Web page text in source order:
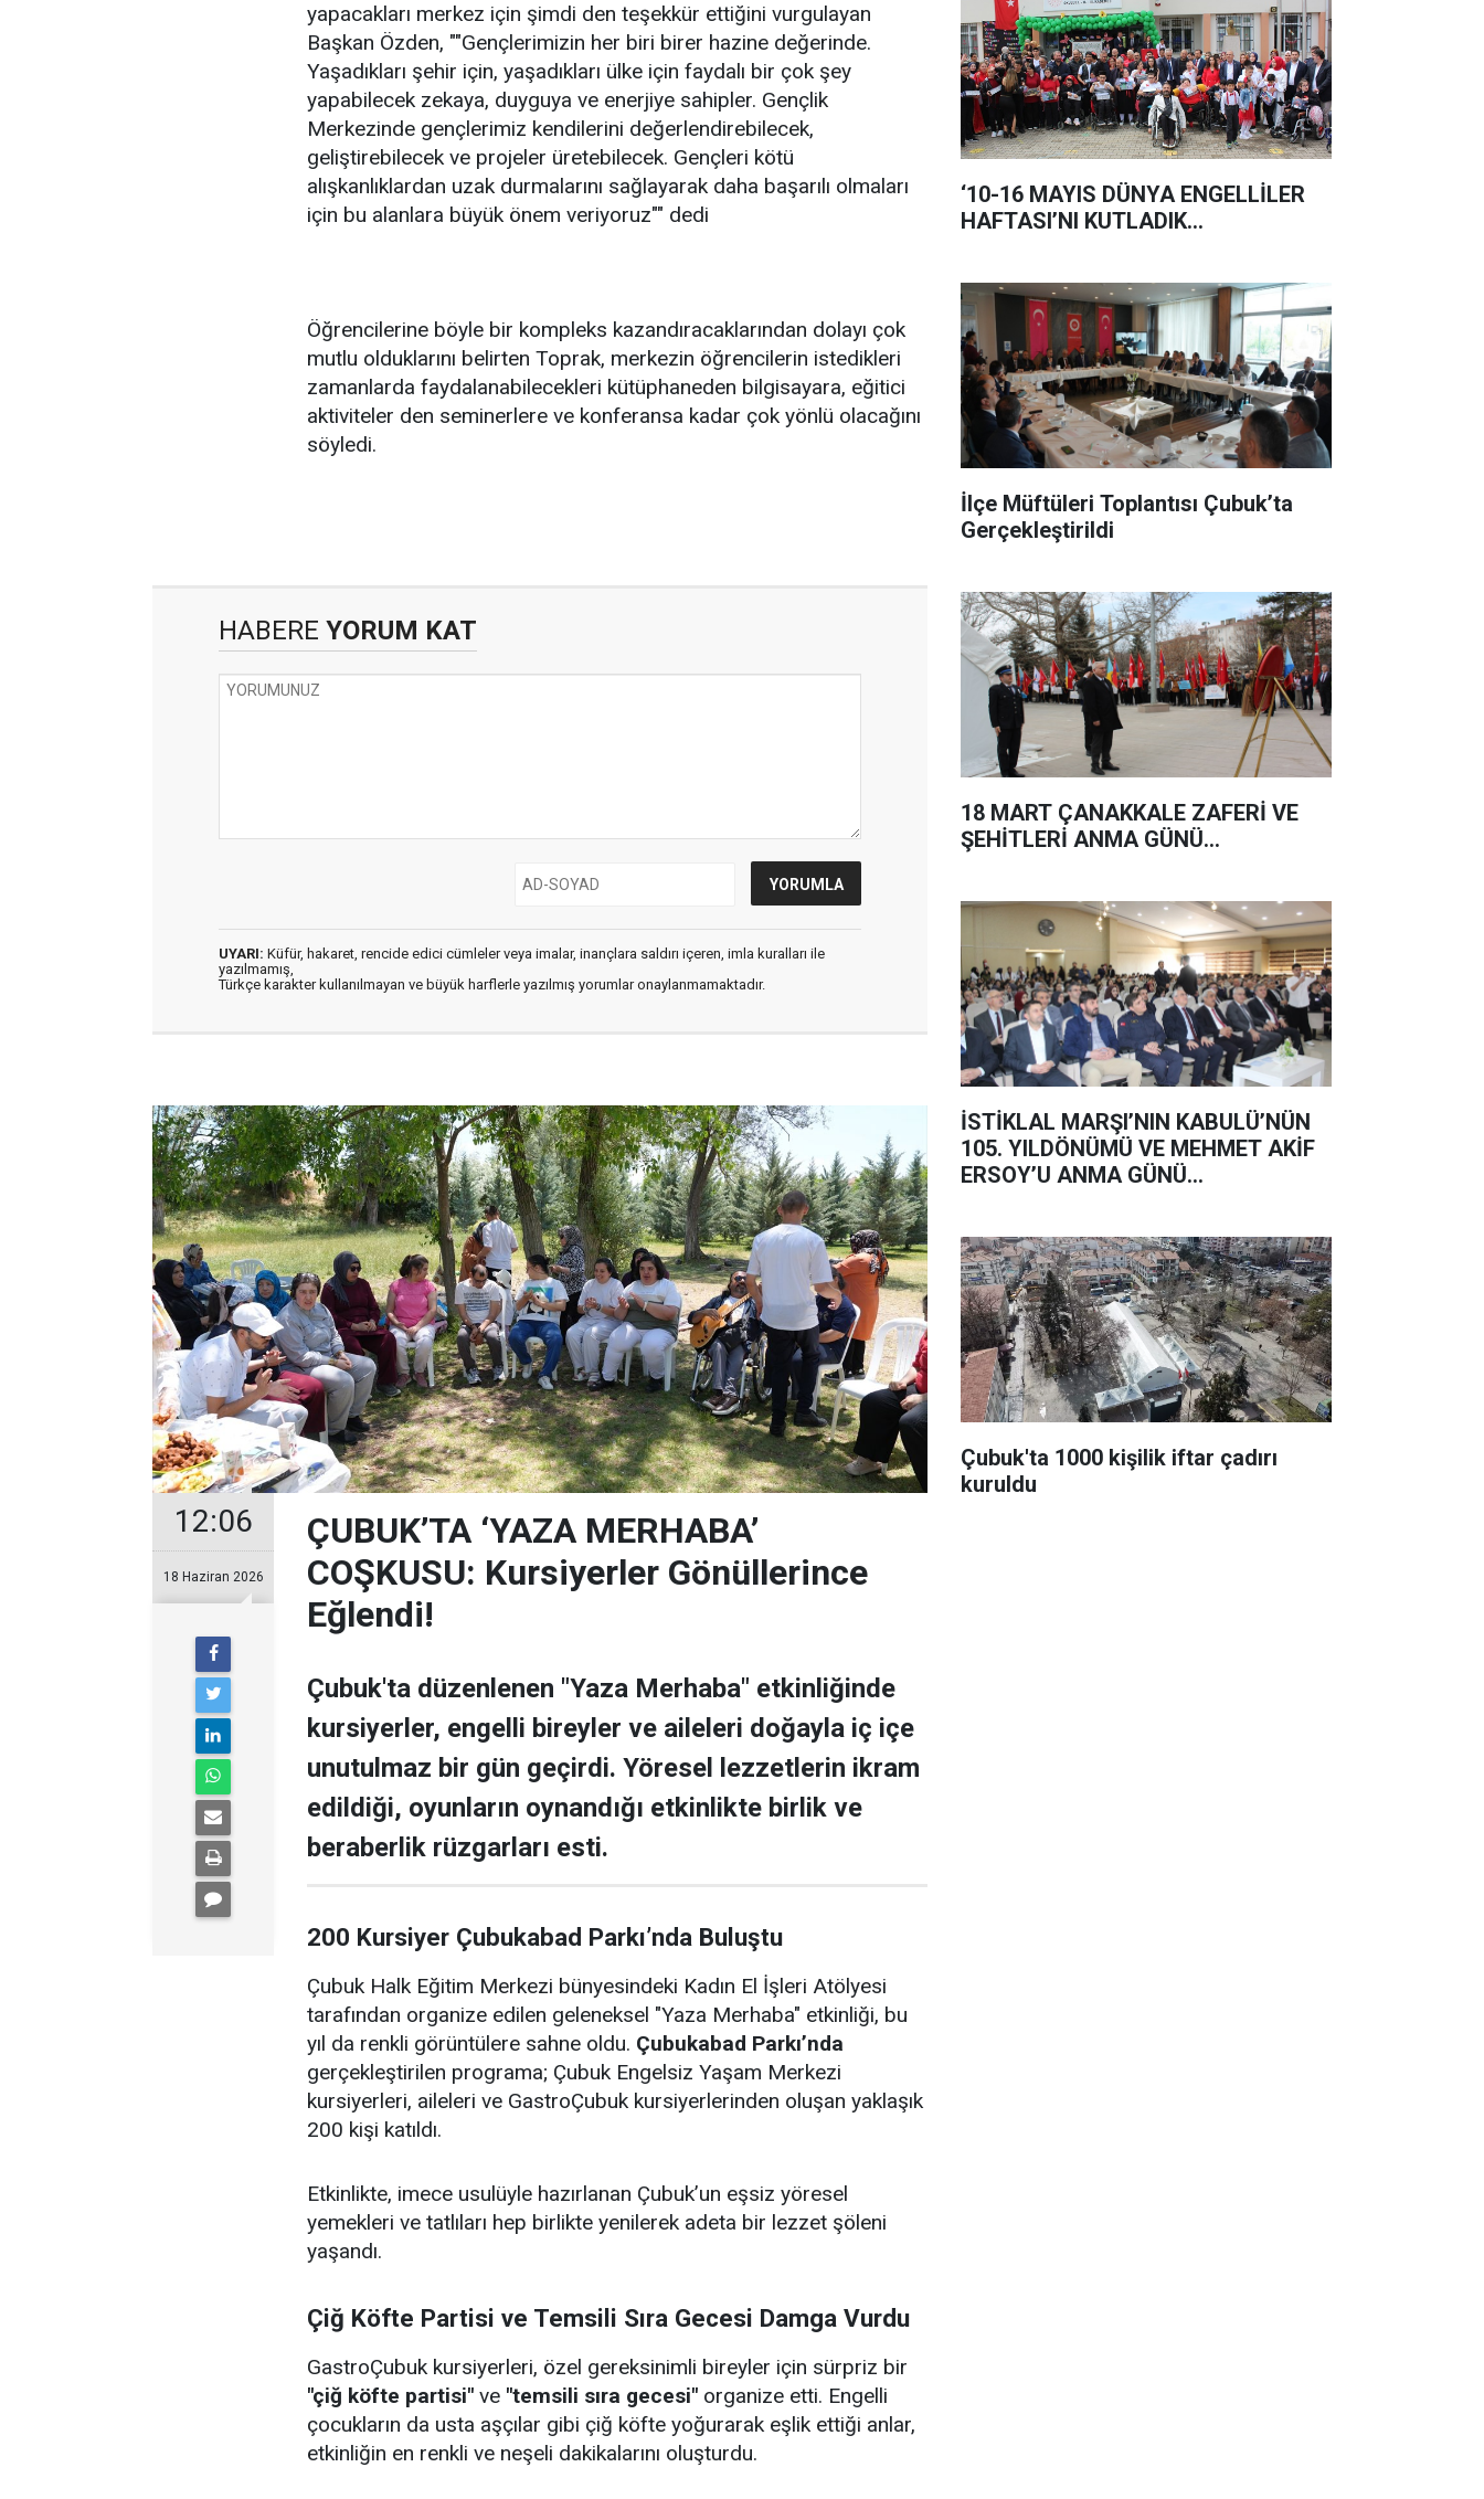
yapacakları merkez için şimdi den teşekkür ettiğini vurgulayan
Başkan Özden, ""Gençlerimizin her biri birer hazine değerinde.
Yaşadıkları şehir için, yaşadıkları ülke için faydalı bir çok şey
yapabilecek zekaya, duyguya ve enerjiye sahipler. Gençlik
Merkezinde gençlerimiz kendilerini değerlendirebilecek,
geliştirebilecek ve projeler üretebilecek. Gençleri kötü
alışkanlıklardan uzak durmalarını sağlayarak daha başarılı olmaları
için bu alanlara büyük önem veriyoruz"" dedi
Öğrencilerine böyle bir kompleks kazandıracaklarından dolayı çok
mutlu olduklarını belirten Toprak, merkezin öğrencilerin istedikleri
zamanlarda faydalanabilecekleri kütüphaneden bilgisayara, eğitici
aktiviteler den seminerlere ve konferansa kadar çok yönlü olacağını
söyledi.
HABERE YORUM KAT
UYARI: Küfür, hakaret, rencide edici cümleler veya imalar, inançlara saldırı içeren, imla kuralları ile
yazılmamış,
Türkçe karakter kullanılmayan ve büyük harflerle yazılmış yorumlar onaylanmamaktadır.
12:06
18 Haziran 2026
ÇUBUK’TA ‘YAZA MERHABA’
COŞKUSU: Kursiyerler Gönüllerince
Eğlendi!
Çubuk'ta düzenlenen "Yaza Merhaba" etkinliğinde
kursiyerler, engelli bireyler ve aileleri doğayla iç içe
unutulmaz bir gün geçirdi. Yöresel lezzetlerin ikram
edildiği, oyunların oynandığı etkinlikte birlik ve
beraberlik rüzgarları esti.
200 Kursiyer Çubukabad Parkı’nda Buluştu
Çubuk Halk Eğitim Merkezi bünyesindeki Kadın El İşleri Atölyesi
tarafından organize edilen geleneksel "Yaza Merhaba" etkinliği, bu
yıl da renkli görüntülere sahne oldu. Çubukabad Parkı’nda
gerçekleştirilen programa; Çubuk Engelsiz Yaşam Merkezi
kursiyerleri, aileleri ve GastroÇubuk kursiyerlerinden oluşan yaklaşık
200 kişi katıldı.
Etkinlikte, imece usulüyle hazırlanan Çubuk’un eşsiz yöresel
yemekleri ve tatlıları hep birlikte yenilerek adeta bir lezzet şöleni
yaşandı.
Çiğ Köfte Partisi ve Temsili Sıra Gecesi Damga Vurdu
GastroÇubuk kursiyerleri, özel gereksinimli bireyler için sürpriz bir
"çiğ köfte partisi" ve "temsili sıra gecesi" organize etti. Engelli
çocukların da usta aşçılar gibi çiğ köfte yoğurarak eşlik ettiği anlar,
etkinliğin en renkli ve neşeli dakikalarını oluşturdu.
‘10-16 MAYIS DÜNYA ENGELLİLER
HAFTASI’NI KUTLADIK…
İlçe Müftüleri Toplantısı Çubuk’ta
Gerçekleştirildi
18 MART ÇANAKKALE ZAFERİ VE
ŞEHİTLERİ ANMA GÜNÜ...
İSTİKLAL MARŞI’NIN KABULÜ’NÜN
105. YILDÖNÜMÜ VE MEHMET AKİF
ERSOY’U ANMA GÜNÜ...
Çubuk'ta 1000 kişilik iftar çadırı
kuruldu